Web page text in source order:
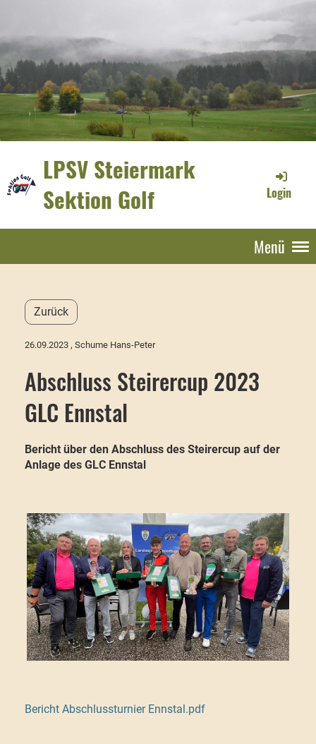
LPSV Steiermark
Sektion Golf
Login
Menü
Zurück
26.09.2023 , Schume Hans-Peter
Abschluss Steirercup 2023
GLC Ennstal
Bericht über den Abschluss des Steirercup auf der
Anlage des GLC Ennstal
Bericht Abschlussturnier Ennstal.pdf